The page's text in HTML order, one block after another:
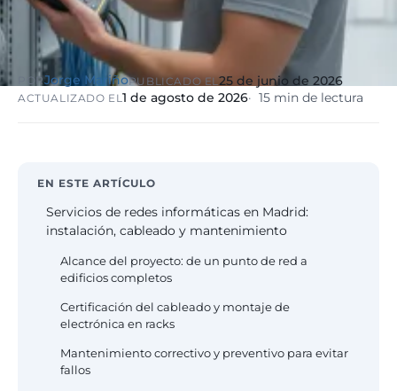
Automatización,
IA aplicada,
eólico
Sanidad y
clínicas
hospitales
RGPD reforzado,
Ayuntamientos,
GxP, AEMPS, ISO
PORJorge MariñoPUBLICADO EL25 de junio de 2026
ACTUALIZADO EL1 de agosto de 2026 15 min de lectura
EN ESTE ARTÍCULO
Servicios de redes informáticas en Madrid:
instalación, cableado y mantenimiento
Alcance del proyecto: de un punto de red a
edificios completos
Certificación del cableado y montaje de
electrónica en racks
Mantenimiento correctivo y preventivo para evitar
fallos